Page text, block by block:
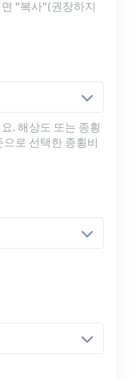
"복사"(권장하지
. 해상도 또는 종횡
로 선택한 종횡비